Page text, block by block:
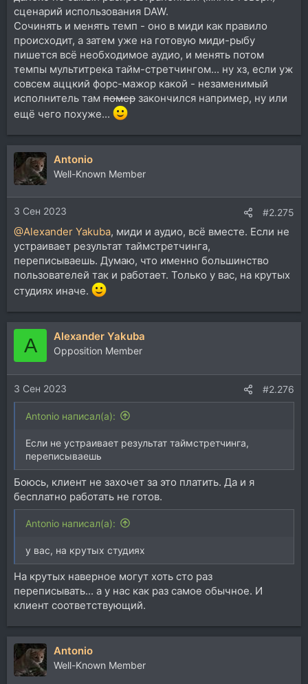
сценарий использования DAW.
Сочинять и менять темп - оно в миди как правило
происходит, а затем уже на готовую миди-рыбу
пишется всё необходимое аудио, и менять потом
темпы мультитрека тайм-стретчингом... ну хз, если уж
совсем аццкий форс-мажор какой - незаменимый
исполнитель там помер закончился например, ну или
ещё чего похуже...
Antonio
Well-Known Member
3 Сен 2023 #2.275
@Alexander Yakuba, миди и аудио, всё вместе. Если не
устраивает результат таймстретчинга,
переписываешь. Думаю, что именно большинство
пользователей так и работает. Только у вас, на крутых
студиях иначе.
A Alexander Yakuba
Opposition Member
3 Сен 2023 #2.276
Antonio написал(а):
Если не устраивает результат таймстретчинга,
переписываешь
Боюсь, клиент не захочет за это платить. Да и я
бесплатно работать не готов.
Antonio написал(а):
у вас, на крутых студиях
На крутых наверное могут хоть сто раз
переписывать... а у нас как раз самое обычное. И
клиент соответствующий.
Antonio
Well-Known Member